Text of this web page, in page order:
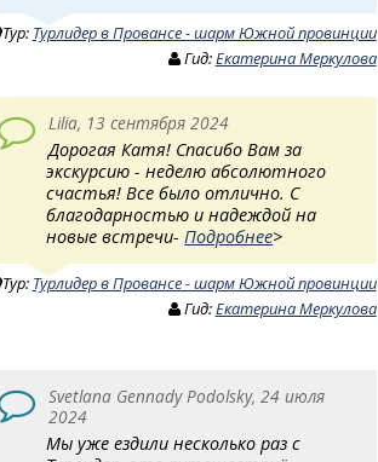
Тур: Турлидер в Провансе - шарм Южной провинции
Гид:Екатерина Меркулова
Lilia, 13 сентября 2024
Дорогая Катя! Спасибо Вам за
экскурсию - неделю абсолютного
счастья! Все было отлично. С
благодарностью и надеждой на
новые встречи-Подробнее>
Тур: Турлидер в Провансе - шарм Южной провинции
Гид:Екатерина Меркулова
Svetlana Gennady Podolsky, 24 июля
2024
Мы уже ездили несколько раз с